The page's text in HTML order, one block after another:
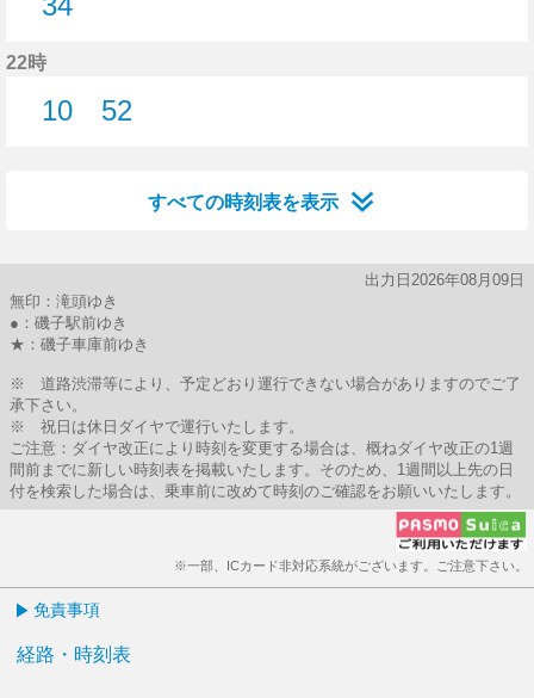
22時
10
52
すべての時刻表を表示
出力日2026年08月09日
無印：滝頭ゆき
●：磯子駅前ゆき
★：磯子車庫前ゆき
※ 道路渋滞等により、予定どおり運行できない場合がありますのでご了
承下さい。
※ 祝日は休日ダイヤで運行いたします。
ご注意：ダイヤ改正により時刻を変更する場合は、概ねダイヤ改正の1週
間前までに新しい時刻表を掲載いたします。そのため、1週間以上先の日
付を検索した場合は、乗車前に改めて時刻のご確認をお願いいたします。
※一部、ICカード非対応系統がございます。ご注意下さい。
免責事項
経路・時刻表